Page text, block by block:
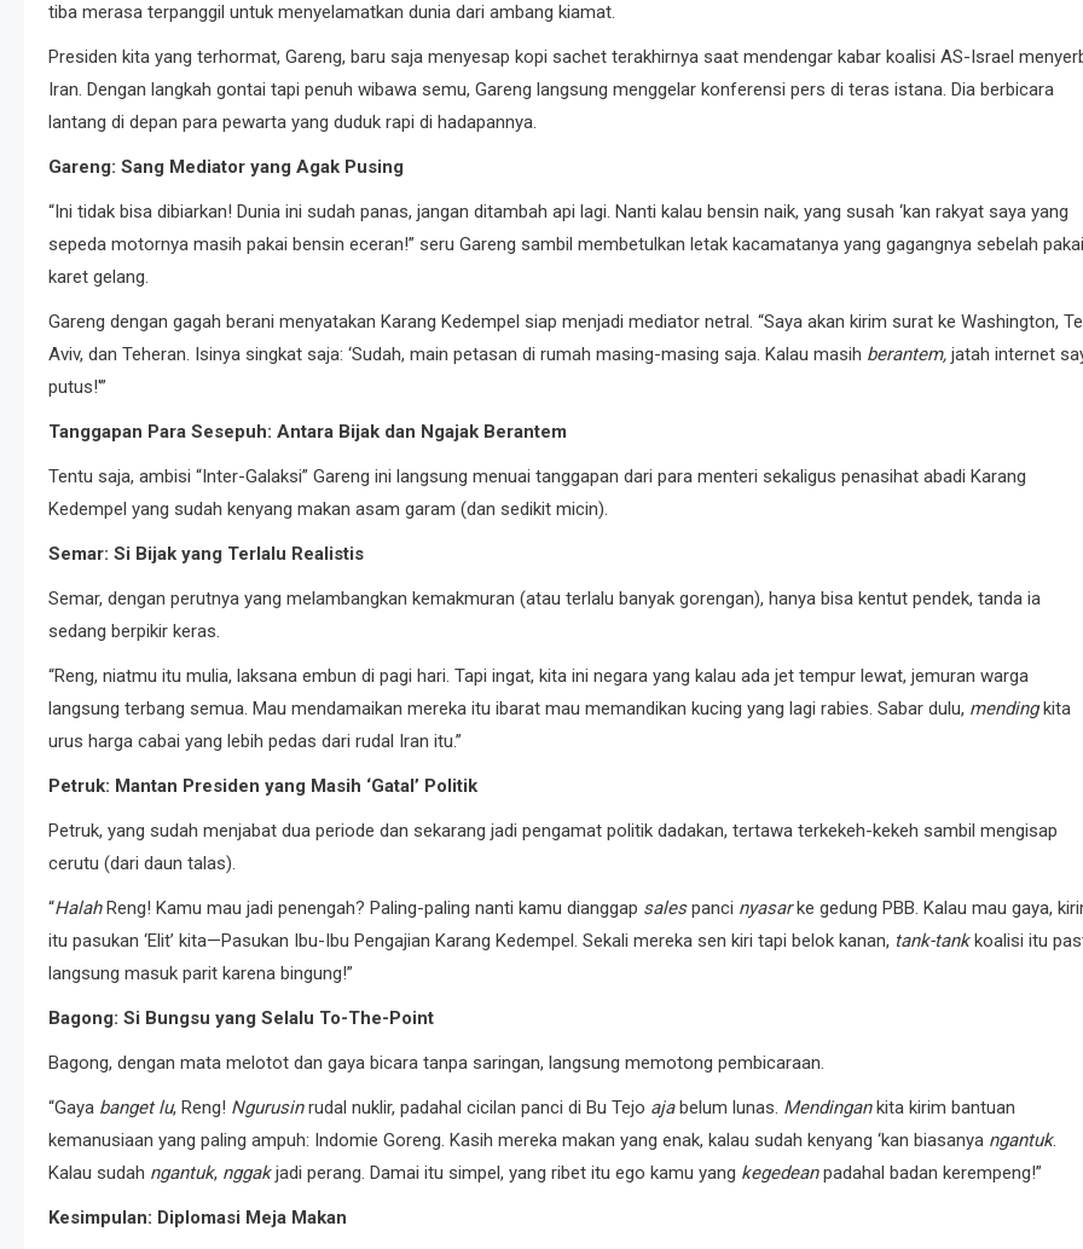
tiba merasa terpanggil untuk menyelamatkan dunia dari ambang kiamat.
Presiden kita yang terhormat, Gareng, baru saja menyesap kopi sachet terakhirnya saat mendengar kabar koalisi AS-Israel
Iran. Dengan langkah gontai tapi penuh wibawa semu, Gareng langsung menggelar konferensi pers di teras istana. Dia berbicara
lantang di depan para pewarta yang duduk rapi di hadapannya.
Gareng: Sang Mediator yang Agak Pusing
“Ini tidak bisa dibiarkan! Dunia ini sudah panas, jangan ditambah api lagi. Nanti kalau bensin naik, yang susah ‘kan rakyat saya yang
sepeda motornya masih pakai bensin eceran!” seru Gareng sambil membetulkan letak kacamatanya yang gagangnya sebelah pakai
karet gelang.
Gareng dengan gagah berani menyatakan Karang Kedempel siap menjadi mediator netral. “Saya akan kirim surat ke Washington,
Aviv, dan Teheran. Isinya singkat saja: ‘Sudah, main petasan di rumah masing-masing saja. Kalau masih berantem, jatah internet
putus!'”
Tanggapan Para Sesepuh: Antara Bijak dan Ngajak Berantem
Tentu saja, ambisi “Inter-Galaksi” Gareng ini langsung menuai tanggapan dari para menteri sekaligus penasihat abadi Karang
Kedempel yang sudah kenyang makan asam garam (dan sedikit micin).
Semar: Si Bijak yang Terlalu Realistis
Semar, dengan perutnya yang melambangkan kemakmuran (atau terlalu banyak gorengan), hanya bisa kentut pendek, tanda ia
sedang berpikir keras.
“Reng, niatmu itu mulia, laksana embun di pagi hari. Tapi ingat, kita ini negara yang kalau ada jet tempur lewat, jemuran warga
langsung terbang semua. Mau mendamaikan mereka itu ibarat mau memandikan kucing yang lagi rabies. Sabar dulu, mendingkita
urus harga cabai yang lebih pedas dari rudal Iran itu.”
Petruk: Mantan Presiden yang Masih ‘Gatal’ Politik
Petruk, yang sudah menjabat dua periode dan sekarang jadi pengamat politik dadakan, tertawa terkekeh-kekeh sambil mengisap
cerutu (dari daun talas).
“HalahReng! Kamu mau jadi penengah? Paling-paling nanti kamu dianggap salespanci nyasarke gedung PBB. Kalau mau gaya,
itu pasukan ‘Elit’ kita—Pasukan Ibu-Ibu Pengajian Karang Kedempel. Sekali mereka sen kiri tapi belok kanan, tank-tankkoalisi itu
langsung masuk parit karena bingung!”
Bagong: Si Bungsu yang Selalu To-The-Point
Bagong, dengan mata melotot dan gaya bicara tanpa saringan, langsung memotong pembicaraan.
“Gaya banget lu, Reng! Ngurusinrudal nuklir, padahal cicilan panci di Bu Tejo ajabelum lunas. Mendingankita kirim bantuan
kemanusiaan yang paling ampuh: Indomie Goreng. Kasih mereka makan yang enak, kalau sudah kenyang ‘kan biasanya ngantuk.
Kalau sudah ngantuk, nggakjadi perang. Damai itu simpel, yang ribet itu ego kamu yang kegedeanpadahal badan kerempeng!”
Kesimpulan: Diplomasi Meja Makan